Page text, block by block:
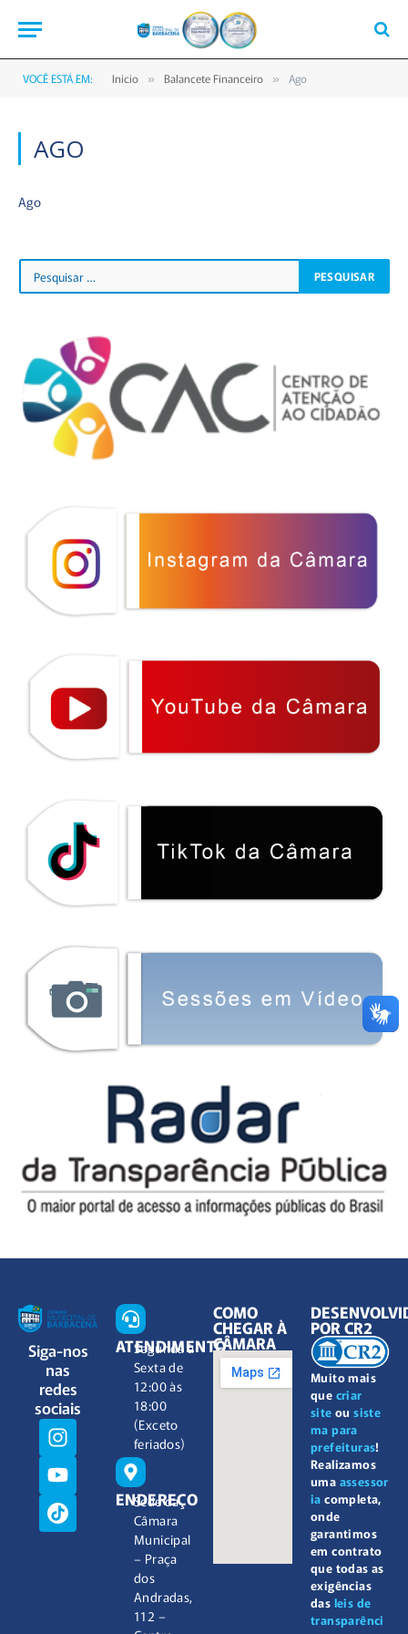
VOCÊ ESTÁ EM: Início » Balancete Financeiro » Ago
AGO
Ago
Siga-nos
nas
redes
sociais
ATENDIMENTO
Segunda à
Sexta de
12:00 às
18:00
(Exceto
feriados)
ENDEREÇO
Sede da
Câmara
Municipal
– Praça
dos
Andradas,
112 –
COMO
CHEGAR À
CÂMARA
Muito mais
que criar
site ousiste
ma para
prefeituras!
Realizamos
uma assessor
ia completa,
onde
garantimos
em contrato
que todas as
exigências
das leis de
transparênci
POR CR2